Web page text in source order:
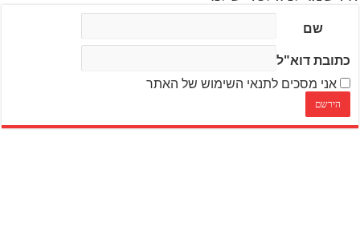
שם
כתובת דוא"ל
אני מסכים לתנאי השימוש של האתר